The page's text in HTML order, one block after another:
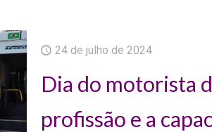
24 de julho de 2024
Dia do motorista
profissão e a